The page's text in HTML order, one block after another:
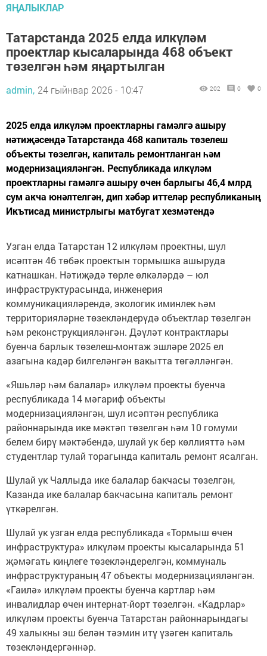
ЯҢАЛЫКЛАР
Татарстанда 2025 елда илкүләм
проектлар кысаларында 468 объект
төзелгән һәм яңартылган
admin, 24 гыйнвар 2026 - 10:47 202 0 0
2025 елда илкүләм проектларны гамәлгә ашыру
нәтиҗәсендә Татарстанда 468 капиталь төзелеш
объекты төзелгән, капиталь ремонтланган һәм
модернизацияләнгән. Республикада илкүләм
проектларны гамәлгә ашыру өчен барлыгы 46,4 млрд
сум акча юнәлтелгән, дип хәбәр иттеләр республиканың
Икътисад министрлыгы матбугат хезмәтендә
Узган елда Татарстан 12 илкүләм проектны, шул
исәптән 46 төбәк проектын тормышка ашыруда
катнашкан. Нәтиҗәдә төрле өлкәләрдә – юл
инфраструктурасында, инженерия
коммуникацияләрендә, экологик иминлек һәм
территорияләрне төзекләндерүдә объектлар төзелгән
һәм реконструкцияләнгән. Дәүләт контрактлары
буенча барлык төзелеш-монтаж эшләре 2025 ел
азагына кадәр билгеләнгән вакытта төгәлләнгән.
«Яшьләр һәм балалар» илкүләм проекты буенча
республикада 14 мәгариф объекты
модернизацияләнгән, шул исәптән республика
районнарында ике мәктәп төзелгән һәм 10 гомуми
белем бирү мәктәбендә, шулай ук бер көллияттә һәм
студентлар тулай торагында капиталь ремонт ясалган.
Шулай ук Чаллыда ике балалар бакчасы төзелгән,
Казанда ике балалар бакчасына капиталь ремонт
үткәрелгән.
Шулай ук узган елда республикада «Тормыш өчен
инфраструктура» илкүләм проекты кысаларында 51
җәмәгать киңлеге төзекләндерелгән, коммуналь
инфраструктураның 47 объекты модернизацияләнгән.
«Гаилә» илкүләм проекты буенча картлар һәм
инвалидлар өчен интернат-йорт төзелгән. «Кадрлар»
илкүләм проекты буенча Татарстан районнарындагы
49 халыкны эш белән тәэмин итү үзәген капиталь
төзекләндергәннәр.